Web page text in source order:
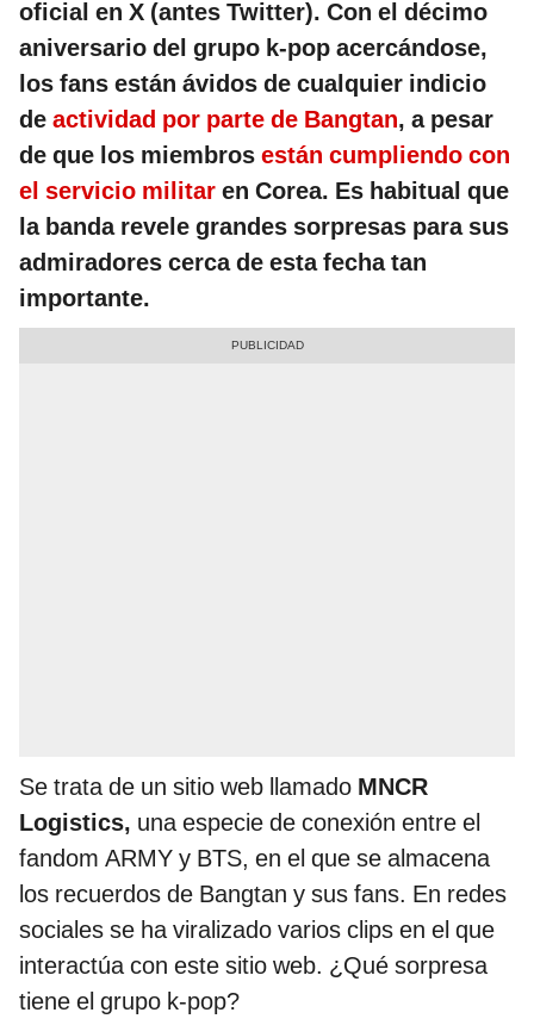
oficial en X (antes Twitter). Con el décimo
aniversario del grupo k-pop acercándose,
los fans están ávidos de cualquier indicio
de actividad por parte de Bangtan, a pesar
de que los miembros están cumpliendo con
el servicio militar en Corea. Es habitual que
la banda revele grandes sorpresas para sus
admiradores cerca de esta fecha tan
importante.
Se trata de un sitio web llamado MNCR
Logistics, una especie de conexión entre el
fandom ARMY y BTS, en el que se almacena
los recuerdos de Bangtan y sus fans. En redes
sociales se ha viralizado varios clips en el que
interactúa con este sitio web. ¿Qué sorpresa
tiene el grupo k-pop?